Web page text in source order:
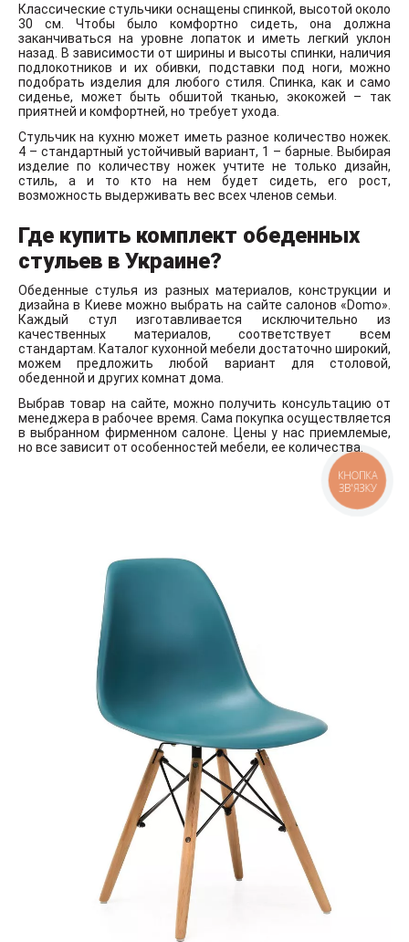
Классические стульчики оснащены спинкой, высотой около
30 см. Чтобы было комфортно сидеть, она должна
заканчиваться на уровне лопаток и иметь легкий уклон
назад. В зависимости от ширины и высоты спинки, наличия
подлокотников и их обивки, подставки под ноги, можно
подобрать изделия для любого стиля. Спинка, как и само
сиденье, может быть обшитой тканью, экокожей – так
приятней и комфортней, но требует ухода.
Стульчик на кухню может иметь разное количество ножек.
4 – стандартный устойчивый вариант, 1 – барные. Выбирая
изделие по количеству ножек учтите не только дизайн,
стиль, а и то кто на нем будет сидеть, его рост,
возможность выдерживать вес всех членов семьи.
Где купить комплект обеденных
стульев в Украине?
Обеденные стулья из разных материалов, конструкции и
дизайна в Киеве можно выбрать на сайте салонов «Domo».
Каждый стул изготавливается исключительно из
качественных материалов, соответствует всем
стандартам. Каталог кухонной мебели достаточно широкий,
можем предложить любой вариант для столовой,
обеденной и других комнат дома.
Выбрав товар на сайте, можно получить консультацию от
менеджера в рабочее время. Сама покупка осуществляется
в выбранном фирменном салоне. Цены у нас приемлемые,
но все зависит от особенностей мебели, ее количества.
КНОПКА
ЗВ'ЯЗКУ